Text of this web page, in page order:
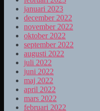
januari 2023
december 2022
november 2022
oktober 2022
september 2022
augusti 2022
juli 2022
juni 2022
maj 2022
april 2022
mars 2022
februari 2022